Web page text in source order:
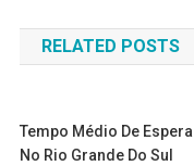
de
Post
RELATED POSTS
Tempo Médio De
No Rio Grande Do Sul